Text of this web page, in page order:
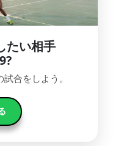
たい相手
合をしよう。